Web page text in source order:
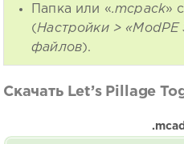
Папка или «.mcpack»
(Настройки >
файлов).
Скачать Let’s Pillage